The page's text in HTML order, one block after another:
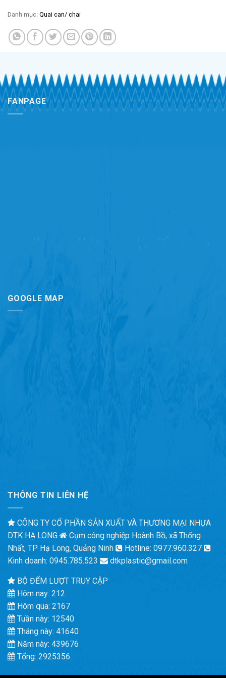
Danh mục: Quai can/ chai
FANPAGE
GOOGLE MAP
THÔNG TIN LIÊN HỆ
CÔNG TY CỔ PHẦN SẢN XUẤT VÀ THƯƠNG MẠI NHỰA
DTK HẠ LONG
Cụm công nghiệp Hoành Bồ, xã Thống
Nhất, TP Hạ Long, Quảng Ninh
Hotline: 0977.960.327
Kinh doanh: 0945.785.523
dtkplastic@gmail.com
BỘ ĐẾM LƯỢT TRUY CẬP
Hôm nay: 212
Hôm qua: 2167
Tuần này: 12540
Tháng này: 41640
Năm này: 439676
Tổng: 2925356